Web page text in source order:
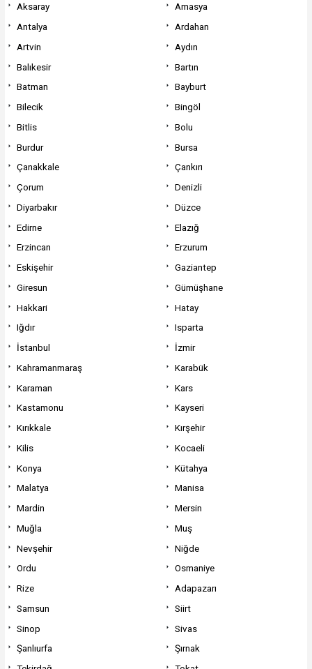
Aksaray
Amasya
Antalya
Ardahan
Artvin
Aydın
Balıkesir
Bartın
Batman
Bayburt
Bilecik
Bingöl
Bitlis
Bolu
Burdur
Bursa
Çanakkale
Çankırı
Çorum
Denizli
Diyarbakır
Düzce
Edirne
Elazığ
Erzincan
Erzurum
Eskişehir
Gaziantep
Giresun
Gümüşhane
Hakkari
Hatay
Iğdır
Isparta
İstanbul
İzmir
Kahramanmaraş
Karabük
Karaman
Kars
Kastamonu
Kayseri
Kırıkkale
Kırşehir
Kilis
Kocaeli
Konya
Kütahya
Malatya
Manisa
Mardin
Mersin
Muğla
Muş
Nevşehir
Niğde
Ordu
Osmaniye
Rize
Adapazarı
Samsun
Siirt
Sinop
Sivas
Şanlıurfa
Şırnak